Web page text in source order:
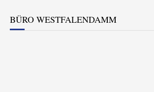
BÜRO WESTFALENDAMM